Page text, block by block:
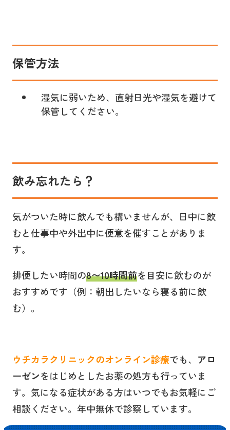
保管方法
湿気に弱いため、直射日光や湿気を避けて
保管してください。
飲み忘れたら？
気がついた時に飲んでも構いませんが、日中に飲
むと仕事中や外出中に便意を催すことがありま
す。
排便したい時間の8〜10時間前を目安に飲むのが
おすすめです（例：朝出したいなら寝る前に飲
む）。
ウチカラクリニックのオンライン診療でも、 アロ
ーゼンをはじめとしたお薬の処方も行っていま
す。気になる症状がある方はいつでもお気軽にご
相談ください。年中無休で診察しています。